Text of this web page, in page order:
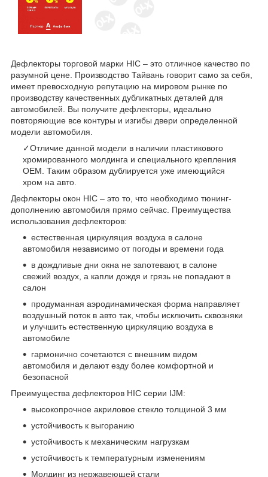
Дефлекторы торговой марки HIC – это отличное качество по
разумной цене. Производство Тайвань говорит само за себя,
имеет превосходную репутацию на мировом рынке по
производству качественных дубликатных деталей для
автомобилей. Вы получите дефлекторы, идеально
повторяющие все контуры и изгибы двери определенной
модели автомобиля.
✓Отличие данной модели в наличии пластикового
хромированного молдинга и специального крепления
OEM. Таким образом дублируется уже имеющийся
хром на авто.
Дефлекторы окон HIC – это то, что необходимо тюнинг-
дополнению автомобиля прямо сейчас. Преимущества
использования дефлекторов:
естественная циркуляция воздуха в салоне
автомобиля независимо от погоды и времени года
в дождливые дни окна не запотевают, в салоне
свежий воздух, а капли дождя и грязь не попадают в
салон
продуманная аэродинамическая форма направляет
воздушный поток в авто так, чтобы исключить сквозняки
и улучшить естественную циркуляцию воздуха в
автомобиле
гармонично сочетаются с внешним видом
автомобиля и делают езду более комфортной и
безопасной
Преимущества дефлекторов HIC серии IJM:
высокопрочное акриловое стекло толщиной 3 мм
устойчивость к выгоранию
устойчивость к механическим нагрузкам
устойчивость к температурным изменениям
Молдинг из нержавеющей стали